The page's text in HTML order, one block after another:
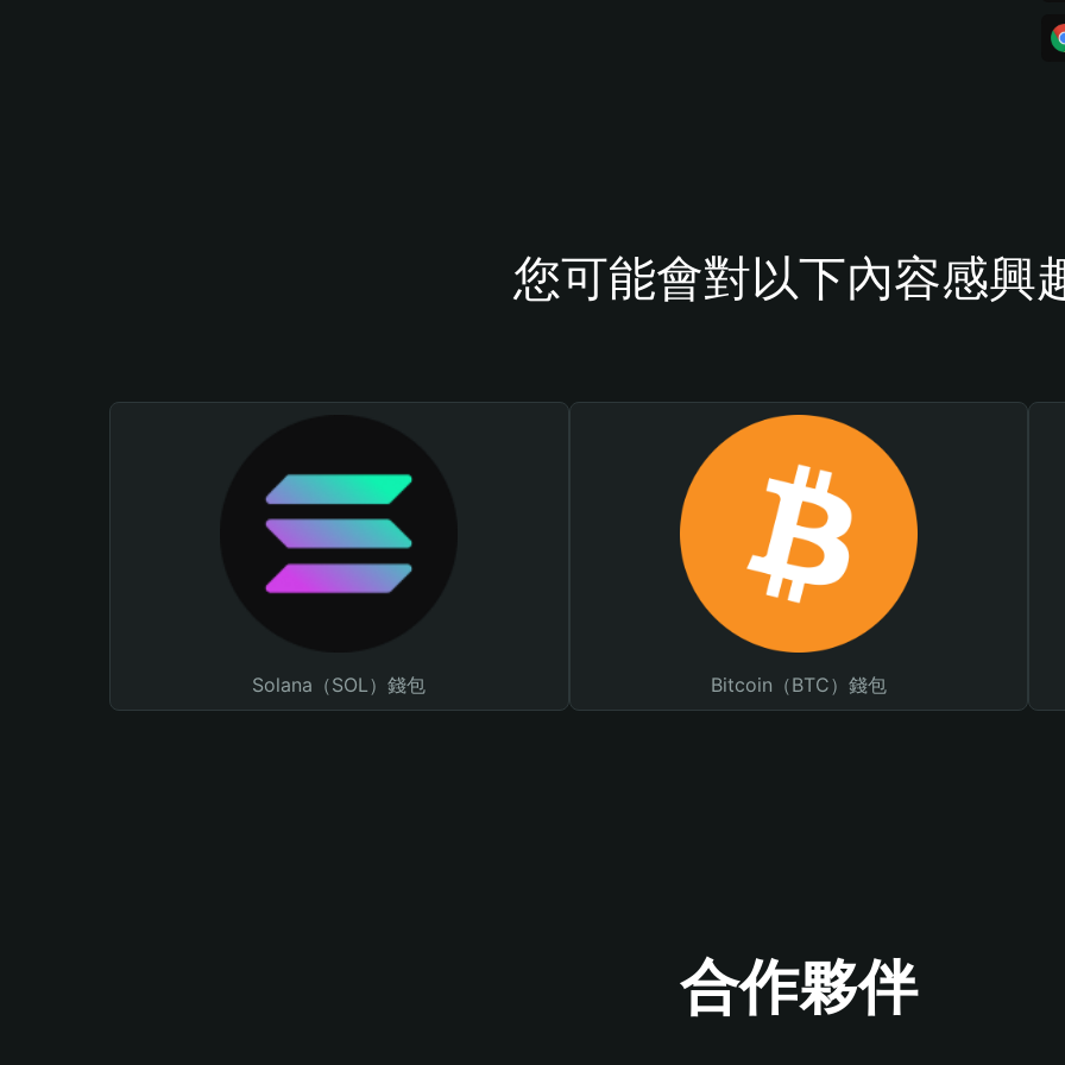
您可能會對以下內容感興
Solana（SOL）錢包 Bitcoin（BTC）錢包
合作夥伴